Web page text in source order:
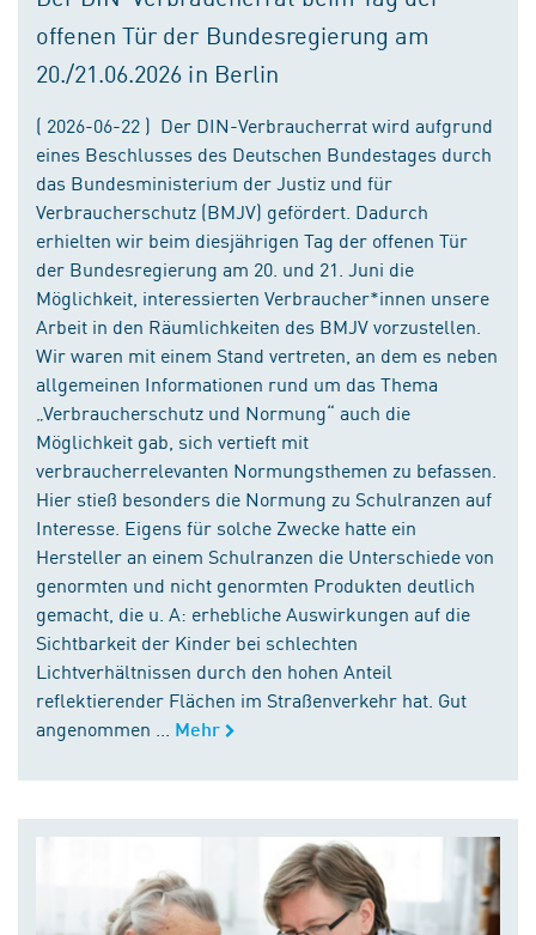
offenen Tür der Bundesregierung am
20./21.06.2026 in Berlin
( 2026-06-22 ) Der DIN-Verbraucherrat wird aufgrund
eines Beschlusses des Deutschen Bundestages durch
das Bundesministerium der Justiz und für
Verbraucherschutz (BMJV) gefördert. Dadurch
erhielten wir beim diesjährigen Tag der offenen Tür
der Bundesregierung am 20. und 21. Juni die
Möglichkeit, interessierten Verbraucher*innen unsere
Arbeit in den Räumlichkeiten des BMJV vorzustellen.
Wir waren mit einem Stand vertreten, an dem es neben
allgemeinen Informationen rund um das Thema
„Verbraucherschutz und Normung“ auch die
Möglichkeit gab, sich vertieft mit
verbraucherrelevanten Normungsthemen zu befassen.
Hier stieß besonders die Normung zu Schulranzen auf
Interesse. Eigens für solche Zwecke hatte ein
Hersteller an einem Schulranzen die Unterschiede von
genormten und nicht genormten Produkten deutlich
gemacht, die u. A: erhebliche Auswirkungen auf die
Sichtbarkeit der Kinder bei schlechten
Lichtverhältnissen durch den hohen Anteil
reflektierender Flächen im Straßenverkehr hat. Gut
angenommen ...
Mehr